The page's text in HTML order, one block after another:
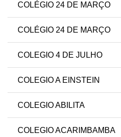
COLÉGIO 24 DE MARÇO
COLÉGIO 24 DE MARÇO
COLEGIO 4 DE JULHO
COLEGIO A EINSTEIN
COLEGIO ABILITA
COLEGIO ACARIMBAMBA